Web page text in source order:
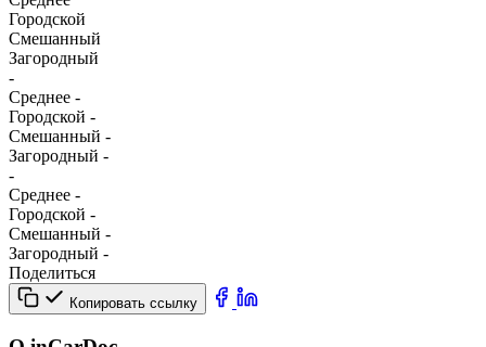
Городской
Смешанный
Загородный
-
Среднее -
Городской -
Смешанный -
Загородный -
-
Среднее -
Городской -
Смешанный -
Загородный -
Поделиться
Копировать ссылку